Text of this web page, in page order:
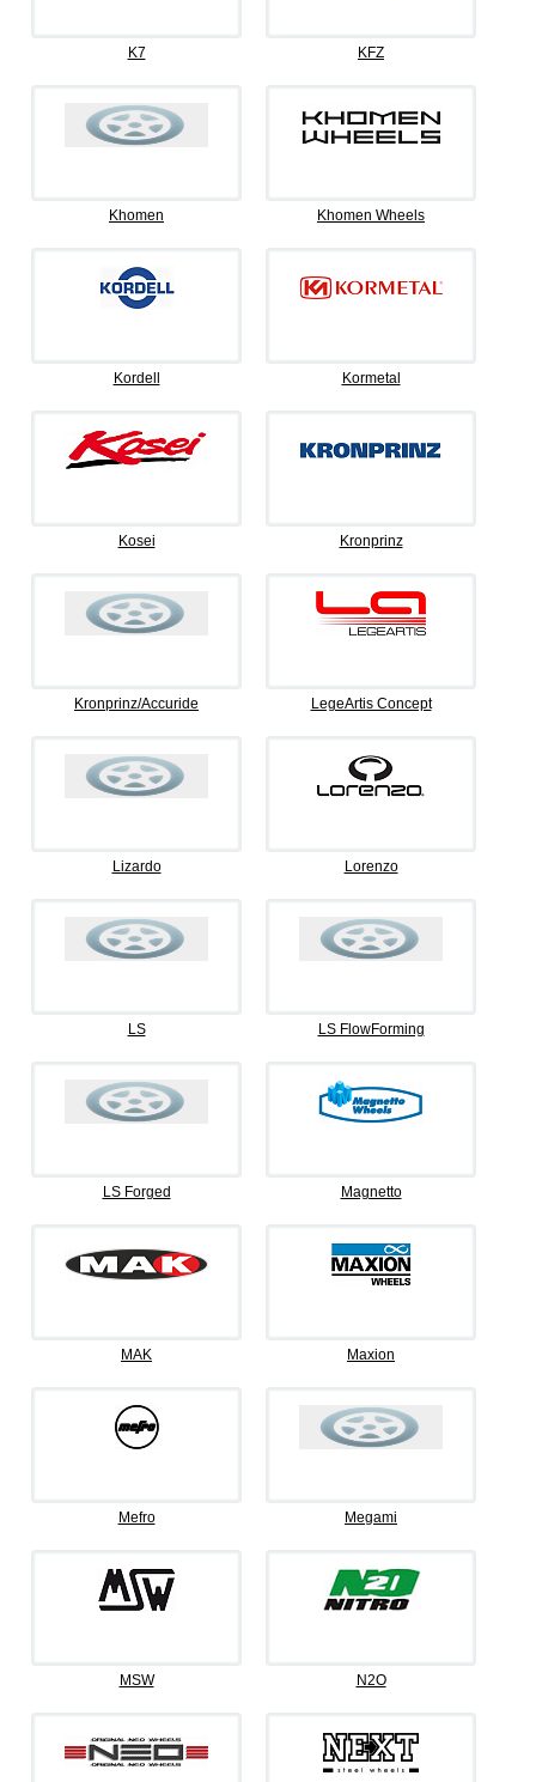
K7 KFZ
Khomen Khomen Wheels
Kordell Kormetal
Kosei Kronprinz
Kronprinz/Accuride LegeArtis Concept
Lizardo Lorenzo
LS LS FlowForming
LS Forged Magnetto
MAK Maxion
Mefro Megami
MSW N2O